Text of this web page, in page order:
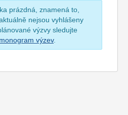
prázdná, znamená to,
nejsou vyhlášeny
výzvy sledujte
výzev.